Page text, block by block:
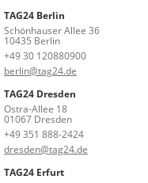
TAG24 Berlin
Schönhauser Allee 36
10435 Berlin
+49 30 120880900
berlin@tag24.de
TAG24 Dresden
Ostra-Allee 18
01067 Dresden
+49 351 888-2424
dresden@tag24.de
TAG24 Erfurt